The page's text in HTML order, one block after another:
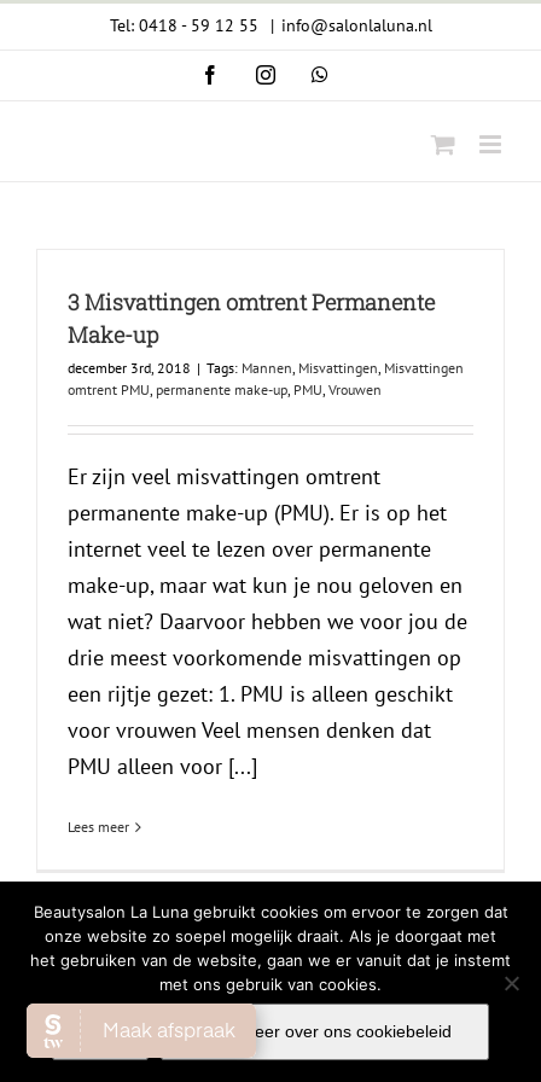
Tel: 0418 - 59 12 55 | info@salonlaluna.nl
FacebookInstagramWhatsApp
3 Misvattingen omtrent Permanente
Make-up
december 3rd, 2018 | Tags: Mannen Misvattingen Misvattingen
omtrent PMU permanente make-up PMU Vrouwen
Er zijn veel misvattingen omtrent
permanente make-up (PMU). Er is op het
internet veel te lezen over permanente
make-up, maar wat kun je nou geloven en
wat niet? Daarvoor hebben we voor jou de
drie meest voorkomende misvattingen op
een rijtje gezet: 1. PMU is alleen geschikt
voor vrouwen Veel mensen denken dat
PMU alleen voor [...]
Lees meer
© Copyright2026 | All Rights Reserved | Privacy Verklaring |Cookiebeleid
Facebook
Instagram
Beautysalon La Luna gebruikt cookies om ervoor te zorgen dat
onze website zo soepel mogelijk draait. Als je doorgaat met
het gebruiken van de website, gaan we er vanuit dat je instemt
met ons gebruik van cookies.
Ok Lees meer over ons cookiebeleid